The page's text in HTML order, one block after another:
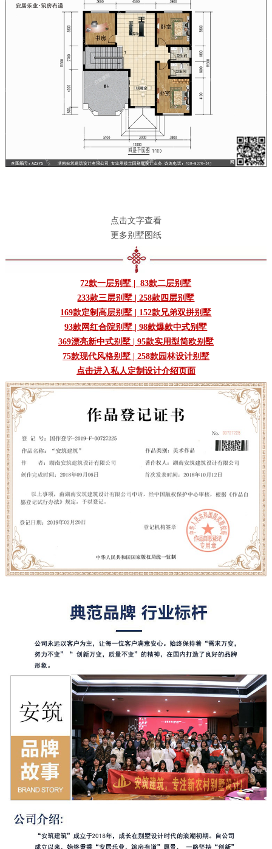
点击文字查看
更多别墅图纸
72款一层别墅 |83款二层别墅
233款三层别墅 |258款四层别墅
169款定制高层别墅
152款兄弟双拼别墅
93款网红合院别墅 |98款爆款中式别墅
369漂亮新中式别墅| 95款实用型简欧别墅
75款现代风格别墅| 258款园林设计别墅
点击进入私人定制设计介绍页面